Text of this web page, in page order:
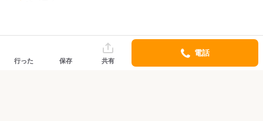
行った 保存 共有
電話